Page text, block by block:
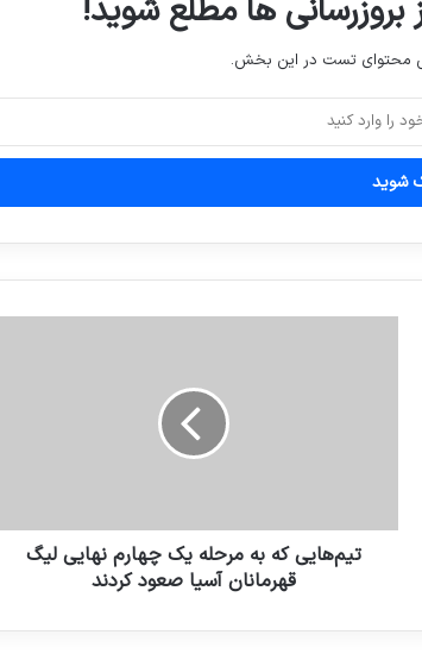
فکر کاندیداتوری برای ریاست جمهوری است
وضعیت آب و هوای استان های کشور
بروزرسانی ها مطلع شوید!
محتوای تست در این بخش.
تیم‌‌هایی که به مرحله یک‌ چهارم نهایی لیگ
قهرمانان آسیا صعود کردند